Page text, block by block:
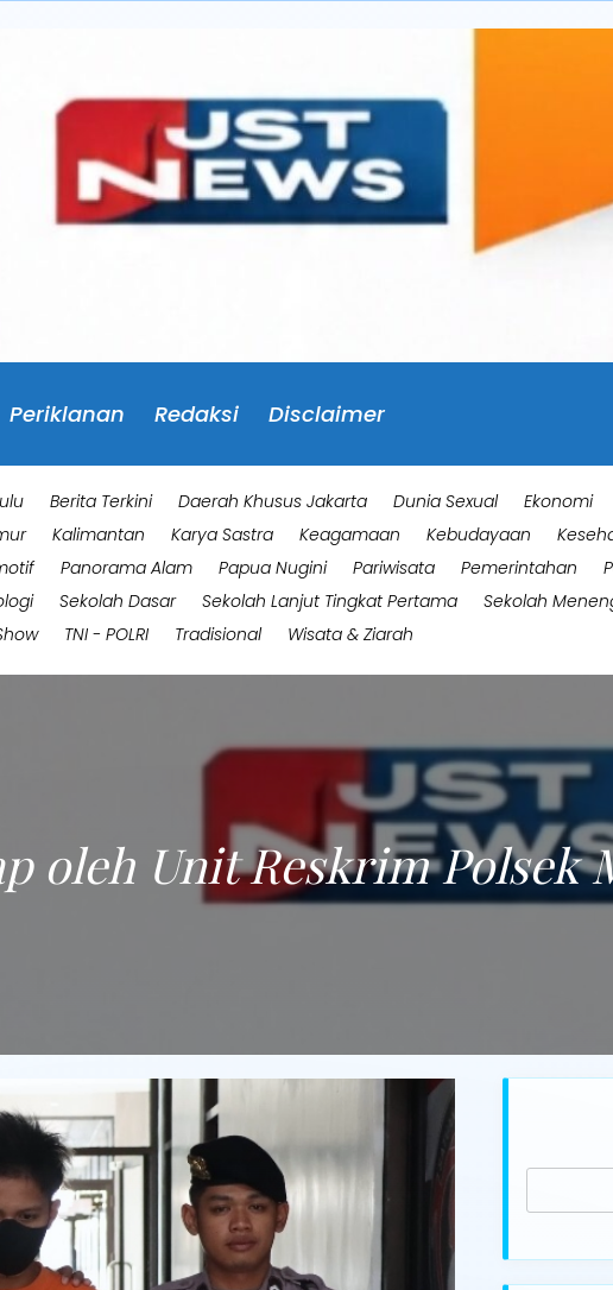
Periklanan Redaksi Disclaimer
Berita Terkini Daerah Khusus Jakarta Dunia Sexual Ekonomi
Kalimantan Karya Sastra Keagamaan Kebudayaan
Panorama Alam Papua Nugini Pariwisata Pemerintahan
Sekolah Dasar Sekolah Lanjut Tingkat Pertama Sekolah
TNI - POLRI Tradisional Wisata & Ziarah
oleh Unit Reskrim Polsek